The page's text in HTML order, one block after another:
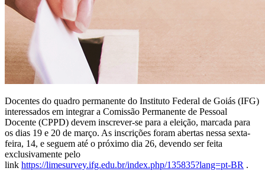
Docentes do quadro permanente do Instituto Federal de Goiás (IFG)
interessados em integrar a Comissão Permanente de Pessoal
Docente (CPPD) devem inscrever-se para a eleição, marcada para
os dias 19 e 20 de março. As inscrições foram abertas nessa sexta-
feira, 14, e seguem até o próximo dia 26, devendo ser feita
exclusivamente pelo
link https://limesurvey.ifg.edu.br/index.php/135835?lang=pt-BR .